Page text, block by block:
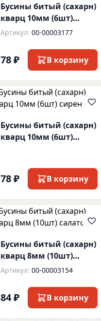
Бусины битый (сахарн)
кварц 10мм (6шт)
оранж
Артикул: 00-00003177
78 ₽ В корзину
Бусины битый (сахарн)
кварц 10мм (6шт)
78 ₽ В корзину
Бусины битый (сахарн)
кварц 8мм (10шт)
салатов
Артикул: 00-00003154
84 ₽ В корзину